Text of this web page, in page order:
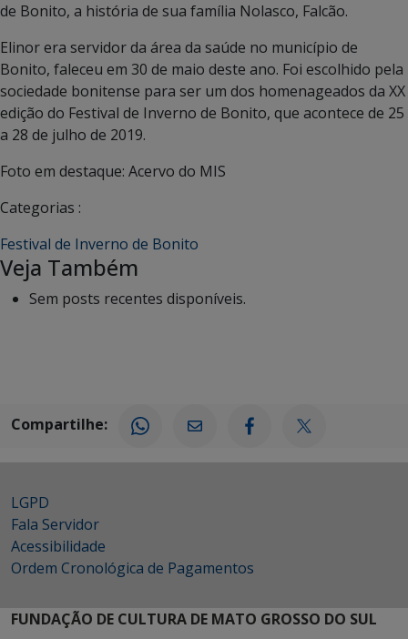
de Bonito, a história de sua família Nolasco, Falcão.
Elinor era servidor da área da saúde no município de
Bonito, faleceu em 30 de maio deste ano. Foi escolhido pela
sociedade bonitense para ser um dos homenageados da XX
edição do Festival de Inverno de Bonito, que acontece de 25
a 28 de julho de 2019.
Foto em destaque: Acervo do MIS
Categorias :
Festival de Inverno de Bonito
Veja Também
Sem posts recentes disponíveis.
Compartilhe:
LGPD
Fala Servidor
Acessibilidade
Ordem Cronológica de Pagamentos
FUNDAÇÃO DE CULTURA DE MATO GROSSO DO SUL